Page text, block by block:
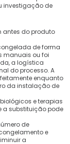
investigação de
antes do produto
de forma
manuais ou foi
a logística
do processo. A
enquanto
da instalação de
e terapias
a substituição pode
de
e
a